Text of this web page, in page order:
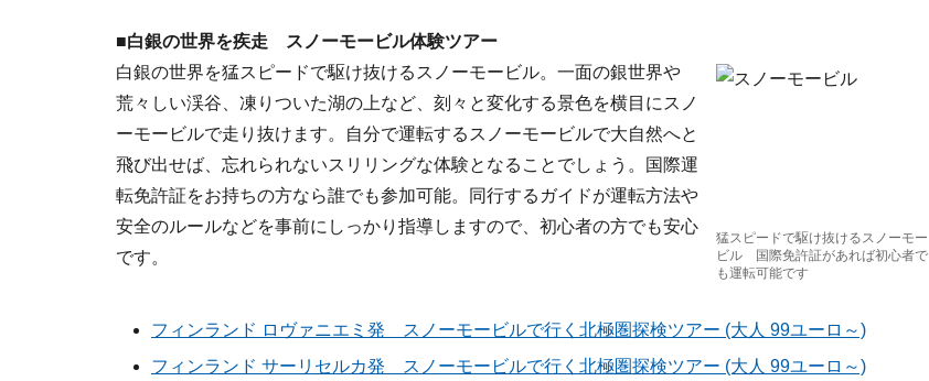
■白銀の世界を疾走 スノーモービル体験ツアー
猛スピードで駆け抜けるスノーモー
ビル 国際免許証があれば初心者で
も運転可能です
白銀の世界を猛スピードで駆け抜けるスノーモービル。一面の銀世界や
荒々しい渓谷、凍りついた湖の上など、刻々と変化する景色を横目にスノ
ーモービルで走り抜けます。自分で運転するスノーモービルで大自然へと
飛び出せば、忘れられないスリリングな体験となることでしょう。国際運
転免許証をお持ちの方なら誰でも参加可能。同行するガイドが運転方法や
安全のルールなどを事前にしっかり指導しますので、初心者の方でも安心
です。
フィンランド ロヴァニエミ発 スノーモービルで行く北極圏探検ツアー (大人 99ユーロ～)
フィンランド サーリセルカ発 スノーモービルで行く北極圏探検ツアー (大人 99ユーロ～)